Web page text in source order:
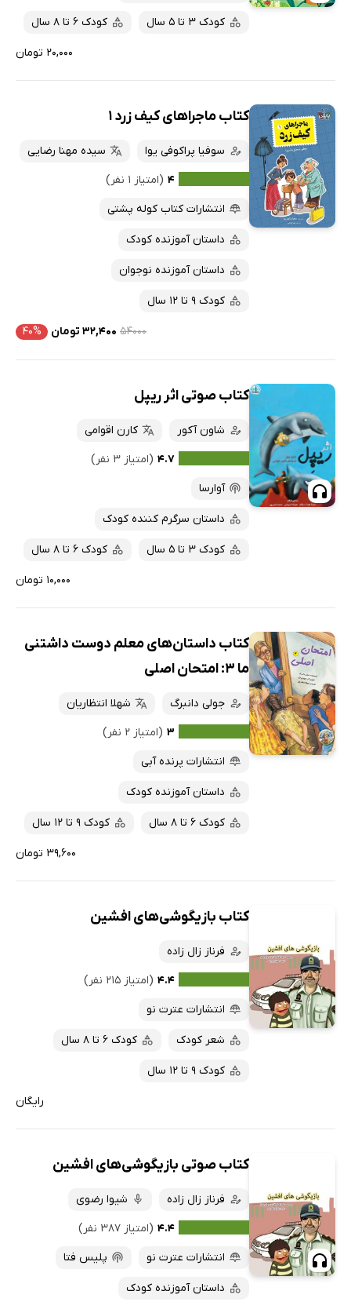
کودک 3 تا 5 سال کودک 6 تا 8 سال
۲۰,۰۰۰ تومان
کتاب ماجراهای کیف زرد 1
سوفیا پراکوفی یوا
سیده مهنا رضایی
۴ (امتیاز ۱ نفر)
انتشارات کتاب کوله پشتی
داستان آموزنده کودک
داستان آموزنده نوجوان
کودک 9 تا 12 سال
۵۴۰۰۰ ۳۲,۴۰۰ تومان ۴۰%
کتاب صوتی اثر ریپل
شاون آکور
کارن اقوامی
۴.۷ (امتیاز ۳ نفر)
آوارسا
داستان سرگرم کننده کودک
کودک 3 تا 5 سال کودک 6 تا 8 سال
۱۰,۰۰۰ تومان
کتاب داستان‌های معلم دوست داشتنی
ما 3: امتحان اصلی
جولی دانبرگ
شهلا انتظاریان
۳ (امتیاز ۲ نفر)
انتشارات پرنده آبی
داستان آموزنده کودک
کودک 6 تا 8 سال کودک 9 تا 12 سال
۳۹,۶۰۰ تومان
کتاب بازیگوشی‌های افشین
فرناز زال زاده
۴.۴ (امتیاز ۲۱۵ نفر)
انتشارات عترت نو
شعر کودک کودک 6 تا 8 سال
کودک 9 تا 12 سال
رایگان
کتاب صوتی بازیگوشی‌های افشین
فرناز زال زاده
شیوا رضوی
۴.۴ (امتیاز ۳۸۷ نفر)
انتشارات عترت نو
پلیس فتا
داستان آموزنده کودک